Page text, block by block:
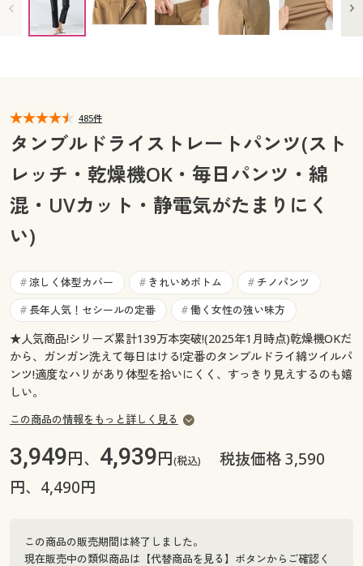
カタログ無料プレゼント
マイページ
閲覧履歴
お気に入り
サポート
ご利用ガイド
よくある質問とお問い合わせ
会員メニュー
お気に入り
サポート
よくある質問とお問い合わせ
485件
タンブルドライストレートパンツ(スト
レッチ・乾燥機OK・毎日パンツ・綿
混・UVカット・静電気がたまりにく
い)
# 涼しく体型カバー # きれいめボトム # チノパンツ
# 長年人気！セシールの定番 # 働く女性の強い味方
★人気商品!シリーズ累計139万本突破!(2025年1月時点)乾燥機OKだ
から、ガンガン洗えて毎日はける!定番のタンブルドライ綿ツイルパ
ンツ!適度なハリがあり体型を拾いにくく、すっきり見えするのも嬉
しい。
この商品の情報をもっと詳しく見る
3,949円、 4,939円(税込)
税抜価格 3,590
円、4,490円
この商品の販売期間は終了しました。
現在販売中の類似商品は【代替商品を見る】ボタンからご確認く